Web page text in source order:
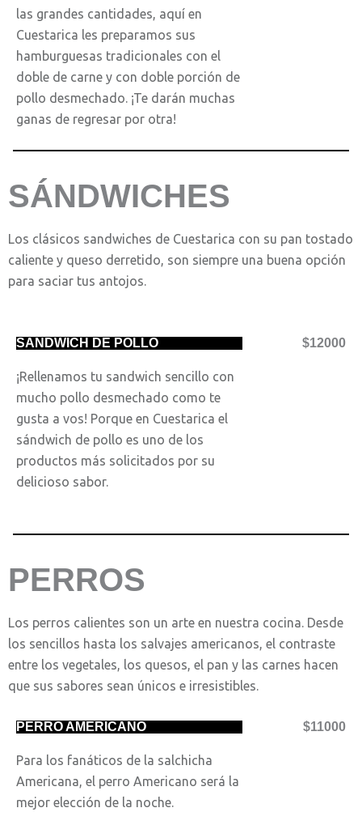
las grandes cantidades, aquí en
Cuestarica les preparamos sus
hamburguesas tradicionales con el
doble de carne y con doble porción de
pollo desmechado. ¡Te darán muchas
ganas de regresar por otra!
SÁNDWICHES
Los clásicos sandwiches de Cuestarica con su pan tostado
caliente y queso derretido, son siempre una buena opción
para saciar tus antojos.
SÁNDWICH DE POLLO
¡Rellenamos tu sandwich sencillo con
mucho pollo desmechado como te
gusta a vos! Porque en Cuestarica el
sándwich de pollo es uno de los
productos más solicitados por su
delicioso sabor.
$12000
PERROS
Los perros calientes son un arte en nuestra cocina. Desde
los sencillos hasta los salvajes americanos, el contraste
entre los vegetales, los quesos, el pan y las carnes hacen
que sus sabores sean únicos e irresistibles.
PERRO AMERICANO
Para los fanáticos de la salchicha
Americana, el perro Americano será la
mejor elección de la noche.
$11000